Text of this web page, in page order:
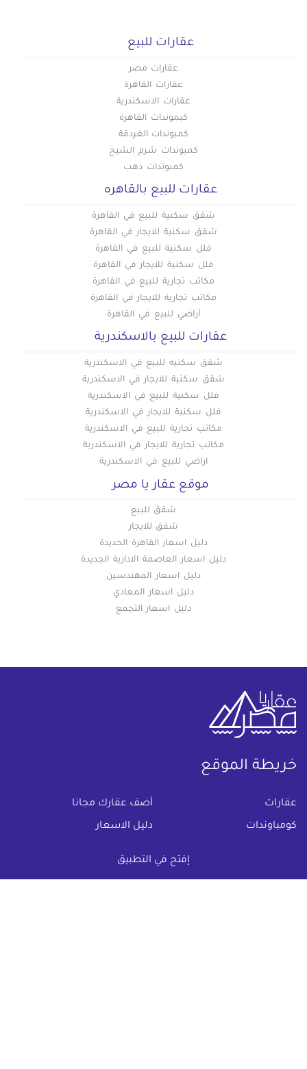
إفتح في التطبيق
عقارات للبيع
عقارات مصر
عقارات القاهرة
عقارات الاسكندرية
كبموندات القاهرة
كمبوندات الغردقة
كمبوندات شرم الشيخ
كمبوندات دهب
عقارات للبيع بالقاهره
شقق سكنية للبيع في القاهرة
شقق سكنية للايجار في القاهرة
فلل سكنية للبيع في القاهرة
فلل سكنية للايجار في القاهرة
مكاتب تجارية للبيع في القاهرة
مكاتب تجارية للايجار في القاهرة
أراضي للبيع في القاهرة
عقارات للبيع بالاسكندرية
شقق سكنيه للبيع في الاسكندرية
شقق سكنية للايجار في الاسكندرية
فلل سكنية للبيع في الاسكندرية
فلل سكنية للايجار في الاسكندرية
مكاتب تجارية للبيع في الاسكندرية
مكاتب تجارية للايجار في الاسكندرية
اراضي للبيع في الاسكندرية
موقع عقار يا مصر
شقق للبيع
شقق للايجار
دليل اسعار القاهرة الجديدة
دليل اسعار العاصمة الادارية الجديدة
دليل اسعار المهندسين
دليل اسعار المعادي
دليل اسعار التجمع
خريطة الموقع
عقارات أضف عقارك مجانا
كومباوندات دليل الاسعار